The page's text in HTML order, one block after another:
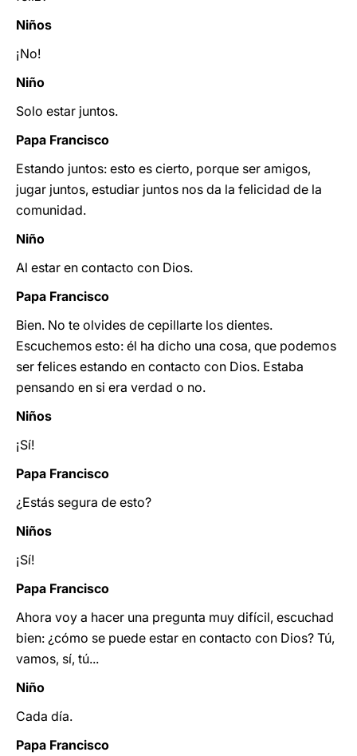
Niños
¡No!
Niño
Solo estar juntos.
Papa Francisco
Estando juntos: esto es cierto, porque ser amigos,
jugar juntos, estudiar juntos nos da la felicidad de la
comunidad.
Niño
Al estar en contacto con Dios.
Papa Francisco
Bien. No te olvides de cepillarte los dientes.
Escuchemos esto: él ha dicho una cosa, que podemos
ser felices estando en contacto con Dios. Estaba
pensando en si era verdad o no.
Niños
¡Sí!
Papa Francisco
¿Estás segura de esto?
Niños
¡Sí!
Papa Francisco
Ahora voy a hacer una pregunta muy difícil, escuchad
bien: ¿cómo se puede estar en contacto con Dios? Tú,
vamos, sí, tú...
Niño
Cada día.
Papa Francisco